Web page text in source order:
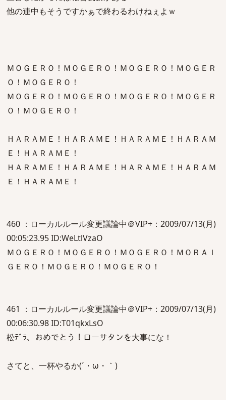
他の連中もそうですかぁで終わるわけねぇよｗ
ＭＯＧＥＲＯ！ＭＯＧＥＲＯ！ＭＯＧＥＲＯ！ＭＯＧＥＲ
Ｏ！ＭＯＧＥＲＯ！
ＭＯＧＥＲＯ！ＭＯＧＥＲＯ！ＭＯＧＥＲＯ！ＭＯＧＥＲ
Ｏ！ＭＯＧＥＲＯ！
ＨＡＲＡＭＥ！ＨＡＲＡＭＥ！ＨＡＲＡＭＥ！ＨＡＲＡＭ
Ｅ！ＨＡＲＡＭＥ！
ＨＡＲＡＭＥ！ＨＡＲＡＭＥ！ＨＡＲＡＭＥ！ＨＡＲＡＭ
Ｅ！ＨＡＲＡＭＥ！
460 ：ローカルルール変更議論中＠VIP+：2009/07/13(月)
00:05:23.95 ID:WeLtlVzaO
ＭＯＧＥＲＯ！ＭＯＧＥＲＯ！ＭＯＧＥＲＯ！ＭＯＲＡＩ
ＧＥＲＯ！ＭＯＧＥＲＯ！ＭＯＧＥＲＯ！
461 ：ローカルルール変更議論中＠VIP+：2009/07/13(月)
00:06:30.98 ID:T01qkxLsO
松ﾃﾞﾗ、おめでとう！ローサタンを大事にな！
さてと、一杯やるか(´・ω・｀)